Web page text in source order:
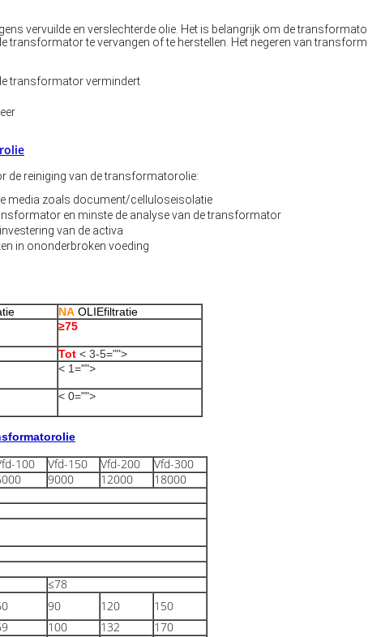
vervuilde en verslechterde olie. Het is belangrijk om de
transformator te vervangen of te herstellen. Het negeren van
transformator vermindert
de reiniging van de transformatorolie:
media zoals document/celluloseisolatie
en minste de analyse van de transformator
van de activa
in ononderbroken voeding
NA OLIEfiltratie
≥75
Tot < 3-5="">
< 1="">
< 0="">
olie
100 Vfd-150 Vfd-200
Vfd-300
9000 12000
18000
≤78
90 120
150
100 132
170